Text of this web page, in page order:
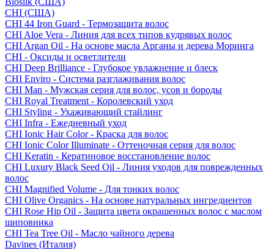
CHI (США)
CHI 44 Iron Guard - Термозащита волос
CHI Aloe Vera - Линия для всех типов кудрявых волос
CHI Argan Oil - На основе масла Арганы и дерева Моринга
CHI - Оксиды и осветлители
CHI Deep Brilliance - Глубокое увлажнение и блеск
CHI Enviro - Система разглаживания волос
CHI Man - Мужская серия для волос, усов и бороды
CHI Royal Treatment - Королевский уход
CHI Styling - Ухаживающий стайлинг
CHI Infra - Ежедневный уход
CHI Ionic Hair Color - Краска для волос
CHI Ionic Color Illuminate - Оттеночная серия для волос
CHI Keratin - Кератиновое восстановление волос
CHI Luxury Black Seed Oil - Линия уходов для поврежденных
волос
CHI Magnified Volume - Для тонких волос
CHI Olive Organics - На основе натуральных ингредиентов
CHI Rose Hip Oil - Защита цвета окрашенных волос с маслом
шиповника
CHI Tea Tree Oil - Масло чайного дерева
Davines (Италия)